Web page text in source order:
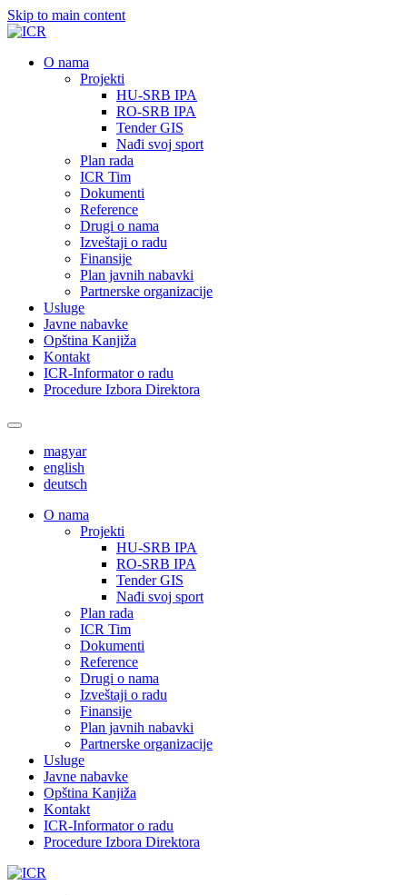
Skip to main content
О nama
Projekti
HU-SRB IPA
RO-SRB IPA
Tender GIS
Nađi svoj sport
Plan rada
ICR Tim
Dokumenti
Reference
Drugi o nama
Izveštaji o radu
Finansije
Plan javnih nabavki
Partnerske organizacije
Usluge
Javne nabavke
Opština Kanjiža
Kontakt
ICR-Informator o radu
Procedure Izbora Direktora
magyar
english
deutsch
О nama
Projekti
HU-SRB IPA
RO-SRB IPA
Tender GIS
Nađi svoj sport
Plan rada
ICR Tim
Dokumenti
Reference
Drugi o nama
Izveštaji o radu
Finansije
Plan javnih nabavki
Partnerske organizacije
Usluge
Javne nabavke
Opština Kanjiža
Kontakt
ICR-Informator o radu
Procedure Izbora Direktora